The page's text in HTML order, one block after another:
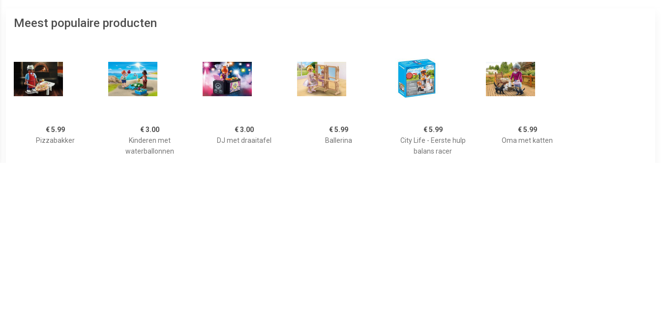
Meest populaire producten
€ 5.99
Pizzabakker
€ 3.00
Kinderen met
waterballonnen
€ 3.00
DJ met draaitafel
€ 5.99
Ballerina
€ 5.99
City Life - Eerste hulp
balans racer
€ 5.99
Oma met katten